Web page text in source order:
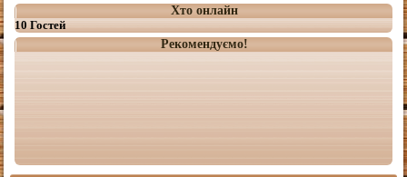
Хто онлайн
10 Гостей
Рекомендуємо!